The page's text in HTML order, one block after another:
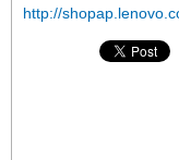
http://